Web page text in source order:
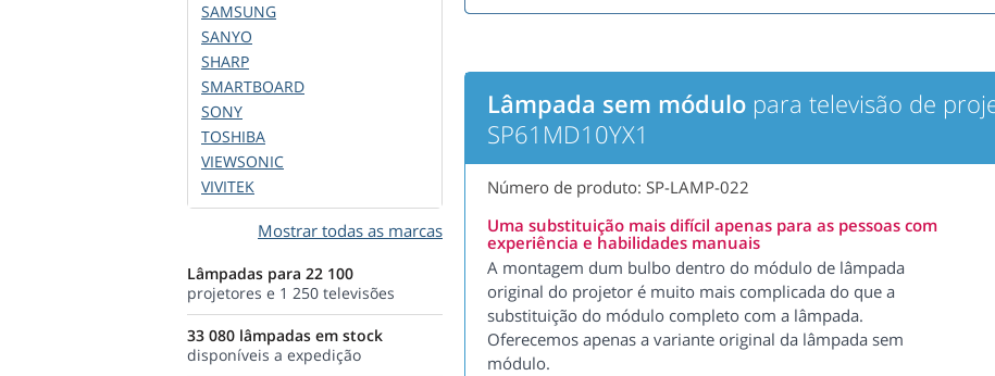
Lâmpada sem módulo para televisão de
SP61MD10YX1
Número de produto: SP-LAMP-022
Uma substituição mais difícil apenas para as pessoas com
experiência e habilidades manuais
A montagem dum bulbo dentro do módulo de lâmpada
original do projetor é muito mais complicada do que a
substituição do módulo completo com a lâmpada.
Oferecemos apenas a variante original da lâmpada sem
módulo.
SAMSUNG
SANYO
SHARP
SMARTBOARD
SONY
TOSHIBA
VIEWSONIC
VIVITEK
Mostrar todas as marcas
Lâmpadas para 22 100
projetores e 1 250 televisões
33 080 lâmpadas em stock
disponíveis a expedição